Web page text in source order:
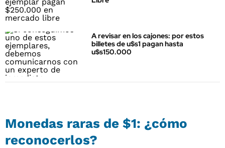
A revisar en los cajones: por estos
billetes de u$s1 pagan hasta
u$s150.000
Monedas raras de $1: ¿cómo
reconocerlos?